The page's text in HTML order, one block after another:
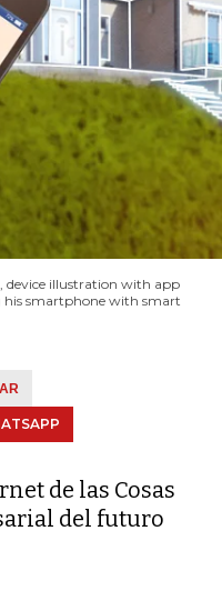
device illustration with app
his smartphone with smart
de las Cosas
del futuro